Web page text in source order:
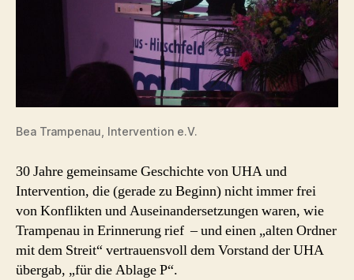
Bea Trampenau, Intervention e.V.
30 Jahre gemeinsame Geschichte von UHA und
Intervention, die (gerade zu Beginn) nicht immer frei
von Konflikten und Auseinandersetzungen waren, wie
Trampenau in Erinnerung rief – und einen „alten Ordner
mit dem Streit“ vertrauensvoll dem Vorstand der UHA
übergab, „für die Ablage P“.